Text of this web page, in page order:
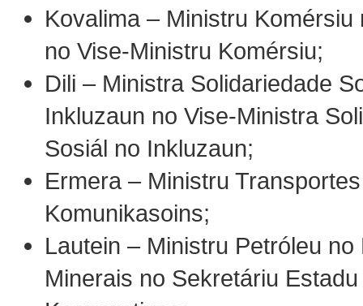
Kovalima – Ministru Komérsiu
no Vise-Ministru Komérsiu;
Dili – Ministra Solidariedade
Inkluzaun no Vise-Ministra
Sosiál no Inkluzaun;
Ermera – Ministru
Komunikasoins;
Lautein – Ministru Petróleu
Minerais no Sekretáriu Estadu